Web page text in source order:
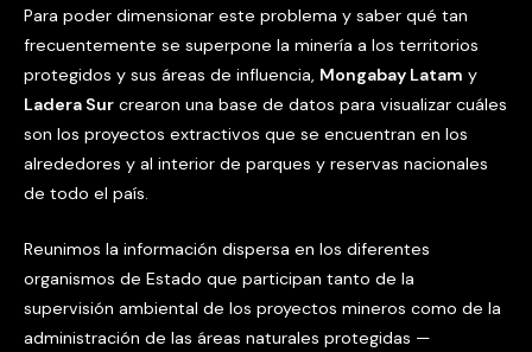
Para poder dimensionar este problema y saber qué tan
frecuentemente se superpone la minería a los territorios
protegidos y sus áreas de influencia, Mongabay Latam y
Ladera Sur crearon una base de datos para visualizar cuáles
son los proyectos extractivos que se encuentran en los
alrededores y al interior de parques y reservas nacionales
de todo el país.
Reunimos la información dispersa en los diferentes
organismos de Estado que participan tanto de la
supervisión ambiental de los proyectos mineros como de la
administración de las áreas naturales protegidas —